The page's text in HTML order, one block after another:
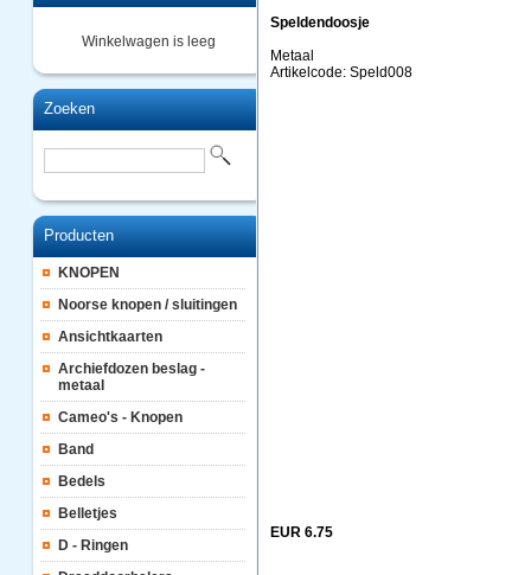
Winkelwagen is leeg
Zoeken
Producten
KNOPEN
Noorse knopen / sluitingen
Ansichtkaarten
Archiefdozen beslag -
metaal
Cameo's - Knopen
Band
Bedels
Belletjes
D - Ringen
Speldendoosje
Metaal
Artikelcode: Speld008
EUR 6.75